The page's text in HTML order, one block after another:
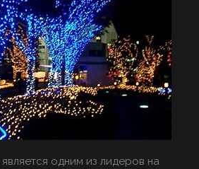
одним из лидеров на